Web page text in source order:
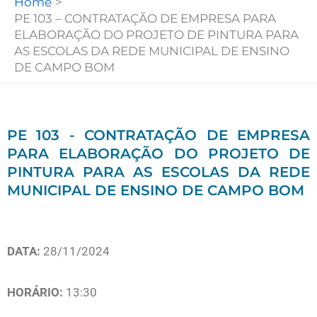
PE 103 – CONTRATAÇÃO DE EMPRESA PARA
ELABORAÇÃO DO PROJETO DE PINTURA PARA
AS ESCOLAS DA REDE MUNICIPAL DE ENSINO
DE CAMPO BOM
PE 103 - CONTRATAÇÃO DE EMPRESA
PARA ELABORAÇÃO DO PROJETO DE
PINTURA PARA AS ESCOLAS DA REDE
MUNICIPAL DE ENSINO DE CAMPO BOM
DATA: 28/11/2024
HORÁRIO: 13:30